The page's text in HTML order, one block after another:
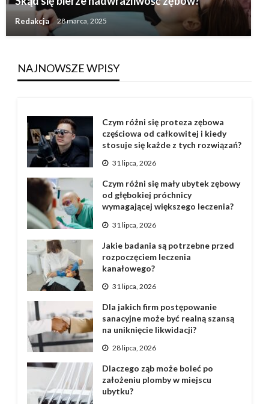
Redakcja 28 marca, 2025
NAJNOWSZE WPISY
Czym różni się proteza zębowa
częściowa od całkowitej i kiedy
stosuje się każde z tych rozwiązań?
31 lipca, 2026
Czym różni się mały ubytek zębowy
od głębokiej próchnicy
wymagającej większego leczenia?
31 lipca, 2026
Jakie badania są potrzebne przed
rozpoczęciem leczenia
kanałowego?
31 lipca, 2026
Dla jakich firm postępowanie
sanacyjne może być realną szansą
na uniknięcie likwidacji?
28 lipca, 2026
Dlaczego ząb może boleć po
założeniu plomby w miejscu
ubytku?